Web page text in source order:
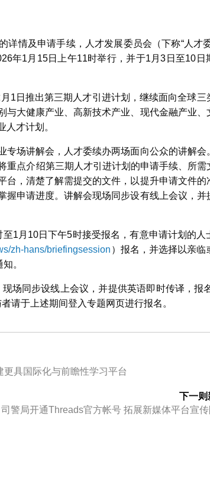
详情及申请手续，人才发展委员会（下称“人才
年1月15日上午11时举行，并于1月3日至10日
1日推出第三期人才引进计划，继续面向全球三
大健康产业、高新技术产业、现代金融产业、
才计划。
专场讲解会，人才委续办两场面向公众的讲解会
重点介绍第三期人才引进计划的申请手续、所需
，清楚了解需提交的文件，以提升申请文件的
握申请进度。讲解会现场同步设有线上会议，并
1月10日下午5时接受报名，有意申请计划的人
zh-hans/briefingsession ）报名，并选择以亲临
。
场同步设线上会议，并提供英语即时传译，报
请于上述期间登入专题网页进行报名。
具国际化与前瞻性学习平台
下一则
司警局开通Threads官方帐号 拓展新媒体平台宣